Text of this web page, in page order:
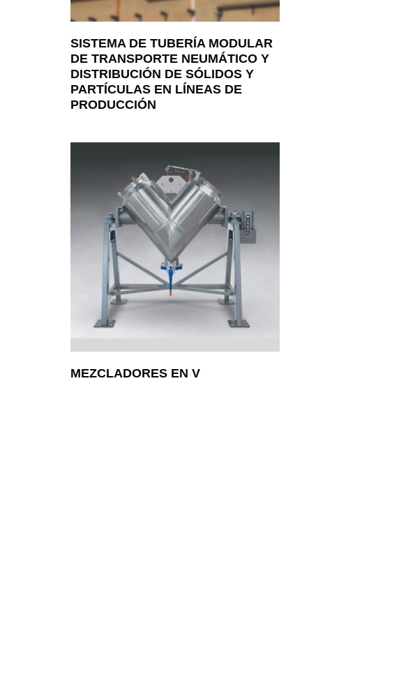
SISTEMA DE TUBERÍA MODULAR
DE TRANSPORTE NEUMÁTICO Y
DISTRIBUCIÓN DE SÓLIDOS Y
PARTÍCULAS EN LÍNEAS DE
PRODUCCIÓN
MEZCLADORES EN V